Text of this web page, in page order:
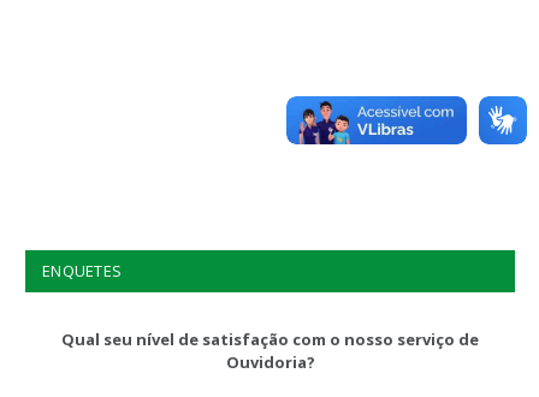
ENQUETES
Qual seu nível de satisfação com o nosso serviço de
Ouvidoria?